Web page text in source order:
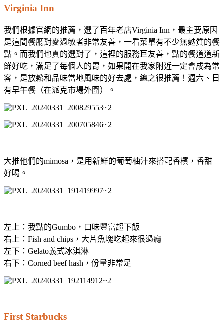
Virginia Inn
我們根據官網的推薦，選了百年老店Virginia Inn，最主要原因
是這間餐廳對麥過敏者非常友善，一看菜單有不少無麩質的餐
點。而我們也真的選對了，這裡的服務巨友善，點的餐道道新
鮮好吃，滿足了每個人的胃，如果開在我家附近一定會成為常
客，是放鬆和品味當地風味的好去處，總之很推薦！週六、日
有早午餐（在派克市場外圍）。
大推他們的mimosa，是用新鮮的葡萄柚汁來搭配香檳，香甜
好喝。
左上：我點的Gumbo，口味豐富超下飯
右上：Fish and chips，大片魚塊吃起來很過癮
左下：Gelato義式冰淇淋
右下：Corned beef hash，份量非常足
First Starbucks